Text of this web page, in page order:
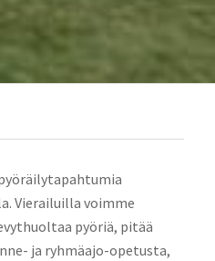
Vierailuilla voimme
pyöriä, pitää
ja ryhmäajo-opetusta,